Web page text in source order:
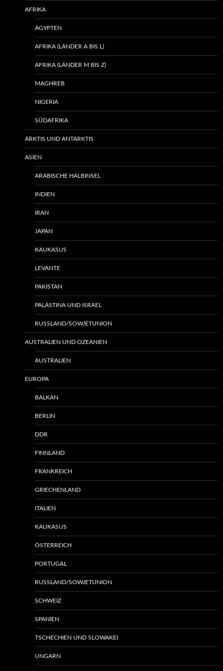
AFRIKA
ÄGYPTEN
AFRIKA (LÄNDER A BIS L)
AFRIKA (LÄNDER M BIS Z)
MAGHREB
NIGERIA
SÜDAFRIKA
ARKTIS UND ANTARKTIS
ASIEN
ARABISCHE HALBINSEL
INDIEN
IRAN
JAPAN
KAUKASUS
LEVANTE
PAKISTAN
PALÄSTINA UND ISRAEL
RUSSLAND/SOWJETUNION
AUSTRALIEN UND OZEANIEN
AUSTRALIEN
EUROPA
BALKAN
BERLIN
DDR
FINNLAND
FRANKREICH
GRIECHENLAND
ITALIEN
KAUKASUS
ÖSTERREICH
PORTUGAL
RUSSLAND/SOWJETUNION
SCHWEIZ
SPANIEN
TSCHECHIEN UND SLOWAKEI
UNGARN